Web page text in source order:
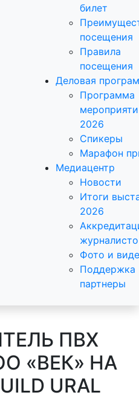
билет
посещения
Правила
посещения
Деловая
Программа
2026
Спикеры
Марафон
Медиацентр
Новости
Итоги
2026
Фото и
Поддержка
партнеры
ПВХ
«ВЕК» НА
URAL